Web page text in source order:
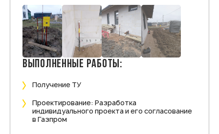
ВЫПОЛНЕННЫЕ РАБОТЫ:
Получение ТУ
Проектирование: Разработка
индивидуального проекта и его согласование
в Газпром